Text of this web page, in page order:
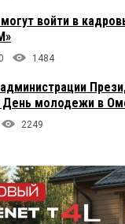
войти в
0 1484
молодежи в
2249